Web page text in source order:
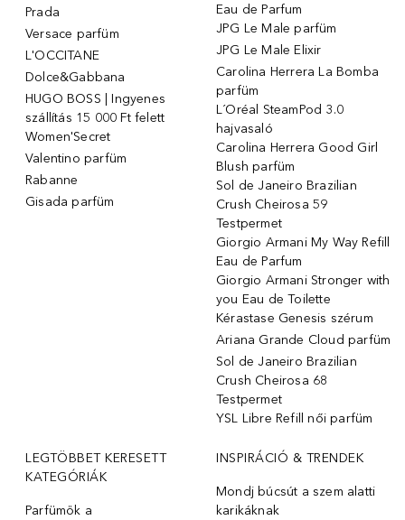
Prada
Versace parfüm
L'OCCITANE
Dolce&Gabbana
HUGO BOSS | Ingyenes
szállítás 15 000 Ft felett
Women'Secret
Valentino parfüm
Rabanne
Gisada parfüm
Eau de Parfum
JPG Le Male parfüm
JPG Le Male Elixir
Carolina Herrera La Bomba
parfüm
L´Oréal SteamPod 3.0
hajvasaló
Carolina Herrera Good Girl
Blush parfüm
Sol de Janeiro Brazilian
Crush Cheirosa 59
Testpermet
Giorgio Armani My Way Refill
Eau de Parfum
Giorgio Armani Stronger with
you Eau de Toilette
Kérastase Genesis szérum
Ariana Grande Cloud parfüm
Sol de Janeiro Brazilian
Crush Cheirosa 68
Testpermet
YSL Libre Refill női parfüm
LEGTÖBBET KERESETT
KATEGÓRIÁK
Parfümök ️a
INSPIRÁCIÓ & TRENDEK
Mondj búcsút a szem alatti
karikáknak